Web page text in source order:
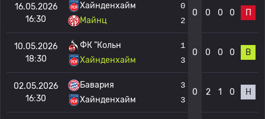
16.05.2026
16:30
Хайнденхайм
Майнц
0
2
0 0 0 0 П
10.05.2026
18:30
ФК "Кольн
Хайнденхайм
1
3
0 0 0 0 В
02.05.2026
16:30
Бавария
Хайнденхайм
3
3
0 2 1 0 Н